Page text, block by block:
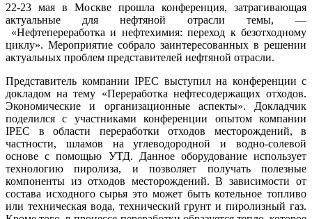
22-23 мая в Москве прошла конференция, затрагивающая
актуальные для нефтяной отрасли темы, —
«Нефтепереработка и нефтехимия: переход к безотходному
циклу». Мероприятие собрало заинтересованных в решении
актуальных проблем представителей нефтяной отрасли.
Представитель компании IPEC выступил на конференции с
докладом на тему «Переработка нефтесодержащих отходов.
Экономические и организационные аспекты». Докладчик
поделился с участниками конференции опытом компании
IPEC в области переработки отходов месторождений, в
частности, шламов на углеводородной и водно-солевой
основе с помощью УТД. Данное оборудование использует
технологию пиролиза, и позволяет получать полезные
компоненты из отходов месторождений. В зависимости от
состава исходного сырья это может быть котельное топливо
или техническая вода, технический грунт и пиролизный газ.